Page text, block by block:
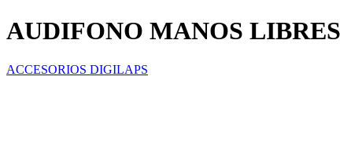
AUDIFONO MANOS
ACCESORIOS DIGILAPS